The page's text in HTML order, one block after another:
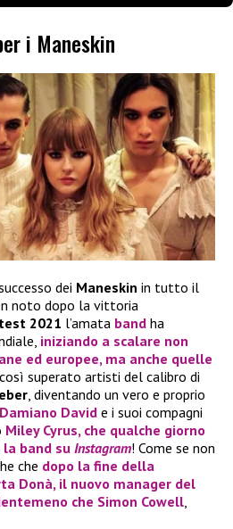
i Maneskin
dei Maneskin in tutto il
noto dopo la vittoria
2021 l’amata band ha
iniziando a scalare non
ed europee, ma anche quelle
superato artisti del calibro di
, diventando un vero e proprio
Damiano David e i suoi compagni
Miley Cyrus, che qualche giorno
band su Instagram! Come se non
che dopo la fine della
Donà, il nuovo manager del
che Simon Cowell